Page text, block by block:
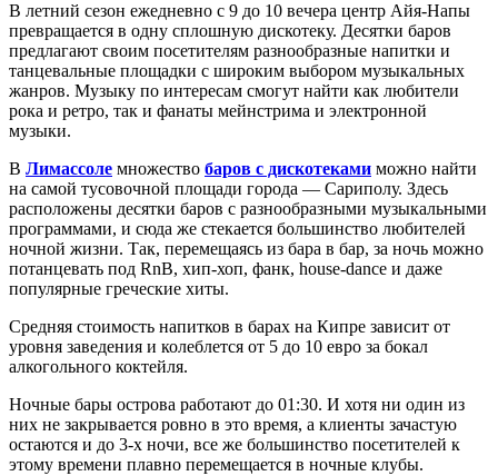
В летний сезон ежедневно с 9 до 10 вечера центр Айя-Напы
превращается в одну сплошную дискотеку. Десятки баров
предлагают своим посетителям разнообразные напитки и
танцевальные площадки с широким выбором музыкальных
жанров. Музыку по интересам смогут найти как любители
рока и ретро, так и фанаты мейнстрима и электронной
музыки.
В Лимассоле множество баров с дискотеками можно найти
на самой тусовочной площади города — Сариполу. Здесь
расположены десятки баров с разнообразными музыкальными
программами, и сюда же стекается большинство любителей
ночной жизни. Так, перемещаясь из бара в бар, за ночь можно
потанцевать под RnB, хип-хоп, фанк, house-dance и даже
популярные греческие хиты.
Средняя стоимость напитков в барах на Кипре зависит от
уровня заведения и колеблется от 5 до 10 евро за бокал
алкогольного коктейля.
Ночные бары острова работают до 01:30. И хотя ни один из
них не закрывается ровно в это время, а клиенты зачастую
остаются и до 3-х ночи, все же большинство посетителей к
этому времени плавно перемещается в ночные клубы.